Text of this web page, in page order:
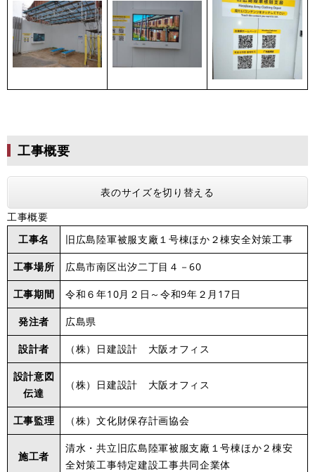
工事概要
表のサイズを切り替える
工事概要
工事名
旧広島陸軍被服支廠１号棟ほか２棟安全対策工事
工事場所 広島市南区出汐二丁目４－60
工事期間 令和６年10月２日～令和9年２月17日
発注者 広島県
設計者 （株）日建設計 大阪オフィス
設計意図
伝達
（株）日建設計 大阪オフィス
工事監理 （株）文化財保存計画協会
施工者
清水・共立旧広島陸軍被服支廠１号棟ほか２棟安
全対策工事特定建設工事共同企業体